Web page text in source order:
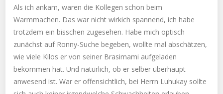
Als ich ankam, waren die Kollegen schon beim
Warmmachen. Das war nicht wirkich spannend, ich habe
trotzdem ein bisschen zugesehen. Habe mich optisch
zunächst auf Ronny-Suche begeben, wollte mal abschätzen,
wie viele Kilos er von seiner Brasimami aufgeladen
bekommen hat. Und natürlich, ob er selber überhaupt
anwesend ist. War er offensichtlich, bei Herrn Luhukay sollte